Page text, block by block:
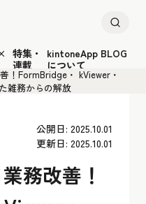
特集・
連載
kintoneApp BLOG
について
！FormBridge・ kViewer・
雑務からの解放
公開日: 2025.10.01
更新日: 2025.10.01
務改善！